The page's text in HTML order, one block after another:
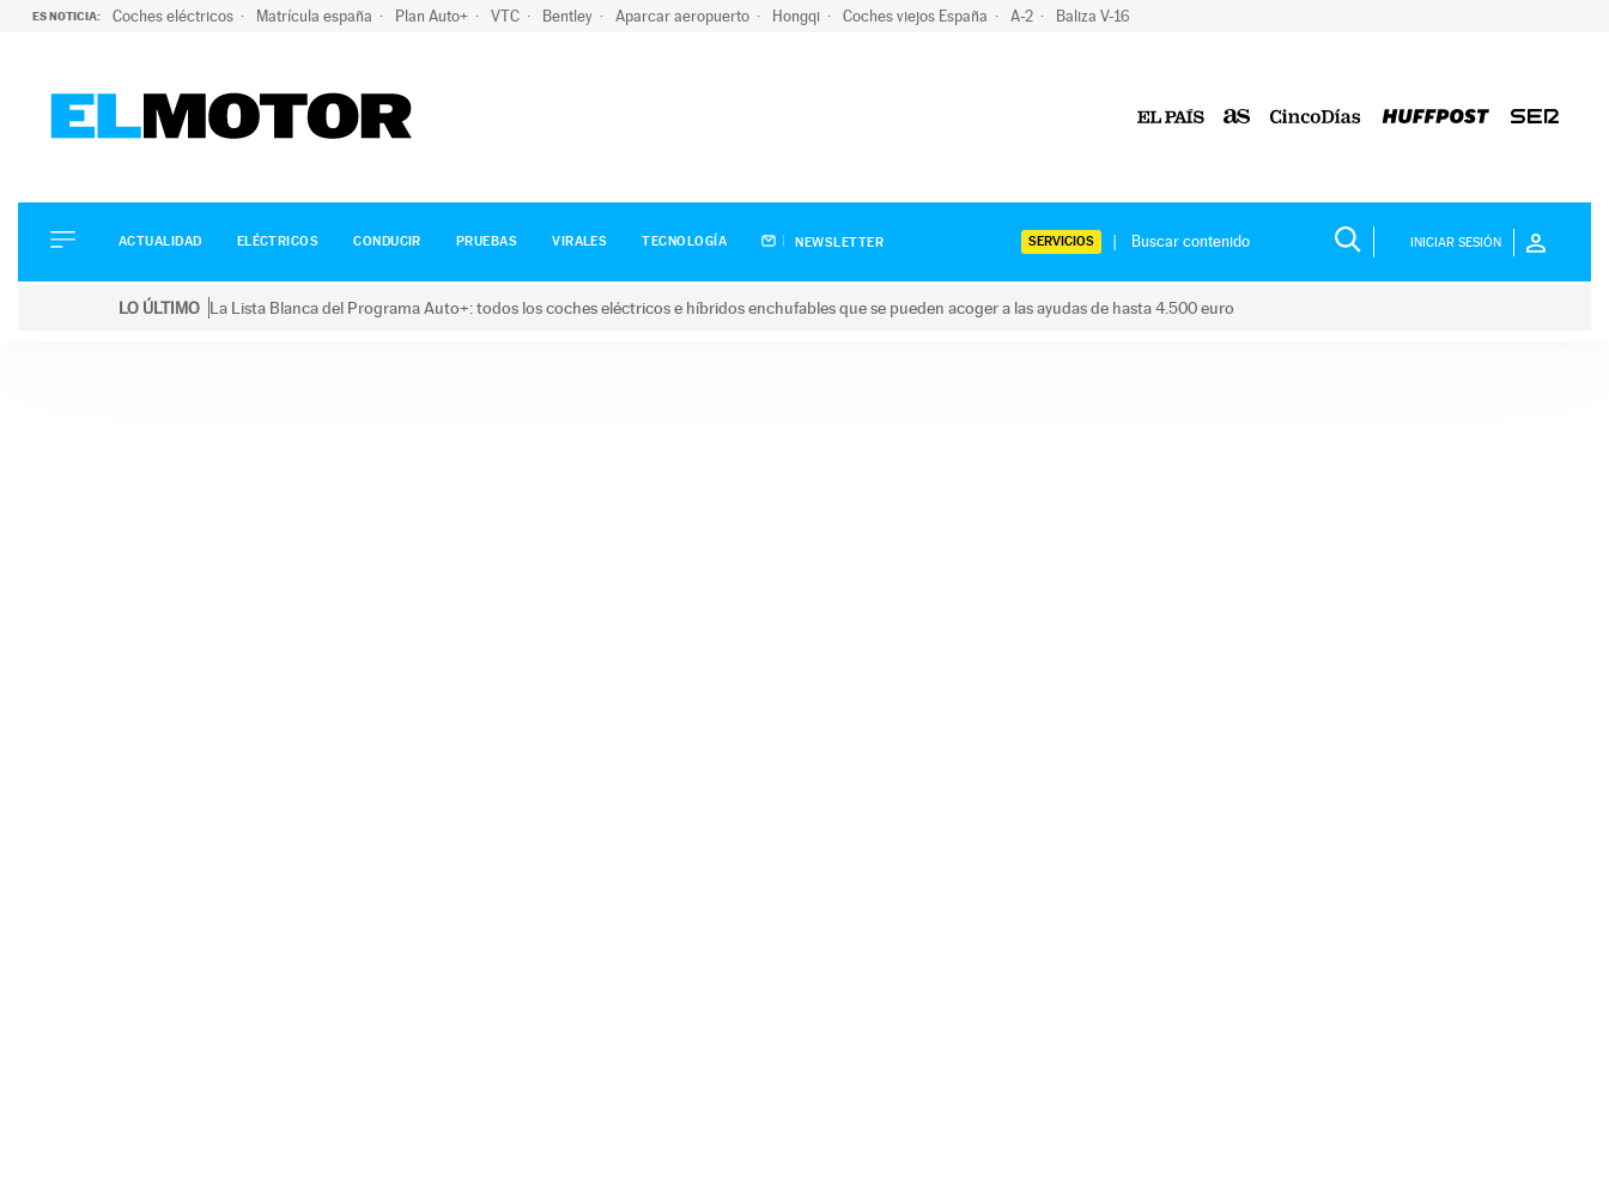
ES NOTICIA: Coches eléctricos Matrícula españa Plan Auto+ VTC Bentley Aparcar aeropuerto Hongqi Coches viejos España A-2 Baliza V-16
ELÉCTRICOS
CONDUCIR
ACTUALIDAD ELÉCTRICOS CONDUCIR PRUEBAS VIRALES TECNOLOGÍA NEWSLETTER SERVICIOS INICIAR SESIÓN
LO ÚLTIMO La Lista Blanca del Programa Auto+: todos los coches eléctricos e híbridos enchufables que se pueden acoger a las ayudas de hasta 4.500 euro